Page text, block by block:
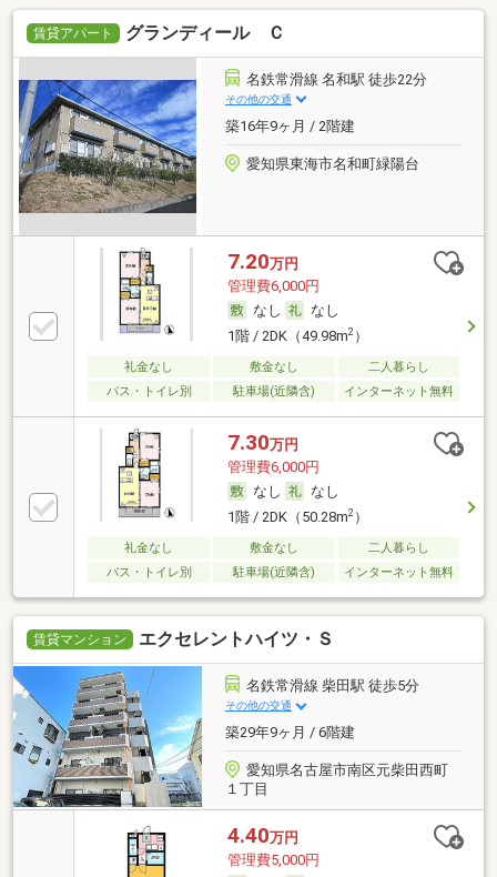
賃貸アパート グランディール Ｃ
名鉄常滑線 名和駅 徒歩22分
その他の交通
築16年9ヶ月 / 2階建
愛知県東海市名和町緑陽台
7.20万円
管理費6,000円
なし
なし
1階 / 2DK（49.98m2）
礼金なし 敷金なし
二人暮らし
バス・トイレ別
駐車場(近隣含) インターネット無料
7.30万円
管理費6,000円
なし
なし
1階 / 2DK（50.28m2）
礼金なし 敷金なし
二人暮らし
バス・トイレ別
駐車場(近隣含) インターネット無料
賃貸マンション エクセレントハイツ・Ｓ
名鉄常滑線 柴田駅 徒歩5分
その他の交通
築29年9ヶ月 / 6階建
愛知県名古屋市南区元柴田西町
１丁目
4.40万円
管理費5,000円